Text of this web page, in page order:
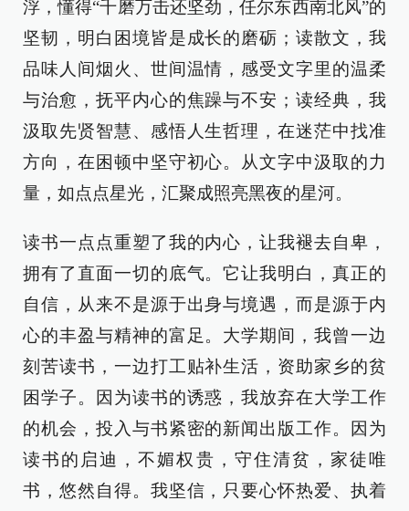
浮，懂得“千磨万击还坚劲，任尔东西南北风”的
坚韧，明白困境皆是成长的磨砺；读散文，我
品味人间烟火、世间温情，感受文字里的温柔
与治愈，抚平内心的焦躁与不安；读经典，我
汲取先贤智慧、感悟人生哲理，在迷茫中找准
方向，在困顿中坚守初心。从文字中汲取的力
量，如点点星光，汇聚成照亮黑夜的星河。
读书一点点重塑了我的内心，让我褪去自卑，
拥有了直面一切的底气。它让我明白，真正的
自信，从来不是源于出身与境遇，而是源于内
心的丰盈与精神的富足。大学期间，我曾一边
刻苦读书，一边打工贴补生活，资助家乡的贫
困学子。因为读书的诱惑，我放弃在大学工作
的机会，投入与书紧密的新闻出版工作。因为
读书的启迪，不媚权贵，守住清贫，家徒唯
书，悠然自得。我坚信，只要心怀热爱、执着